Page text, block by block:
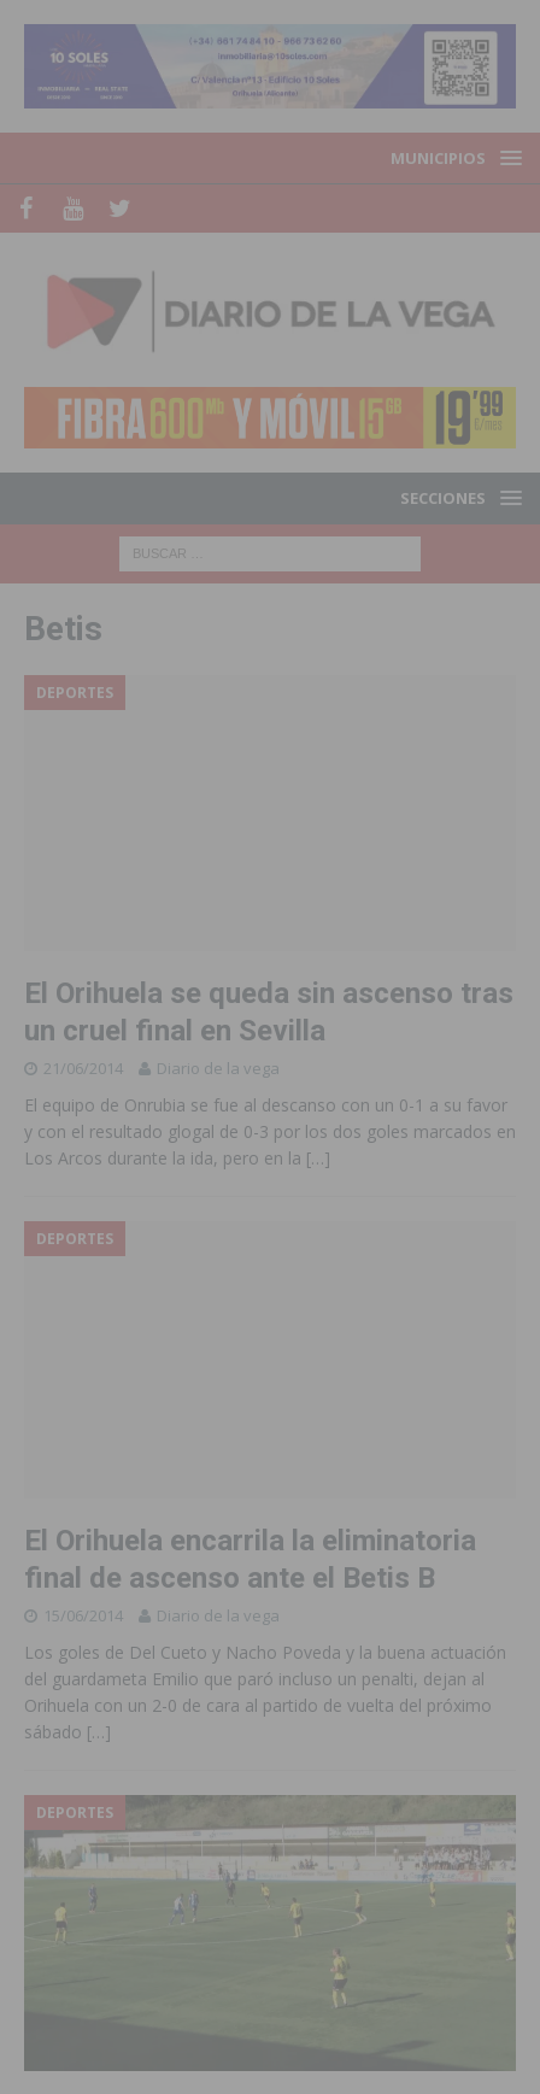
MUNICIPIOS
SECCIONES
Betis
DEPORTES
El Orihuela se queda sin ascenso tras
un cruel final en Sevilla
21/06/2014 Diario de la vega
El equipo de Onrubia se fue al descanso con un 0-1 a su favor
y con el resultado glogal de 0-3 por los dos goles marcados en
Los Arcos durante la ida, pero en la […]
DEPORTES
El Orihuela encarrila la eliminatoria
final de ascenso ante el Betis B
15/06/2014 Diario de la vega
Los goles de Del Cueto y Nacho Poveda y la buena actuación
del guardameta Emilio que paró incluso un penalti, dejan al
Orihuela con un 2-0 de cara al partido de vuelta del próximo
sábado […]
DEPORTES